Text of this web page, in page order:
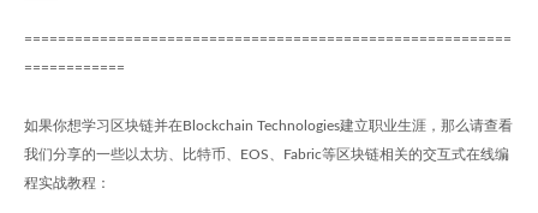
==========================================================
============
如果你想学习区块链并在Blockchain Technologies建立职业生涯，那么请查看
我们分享的一些以太坊、比特币、EOS、Fabric等区块链相关的交互式在线编
程实战教程：